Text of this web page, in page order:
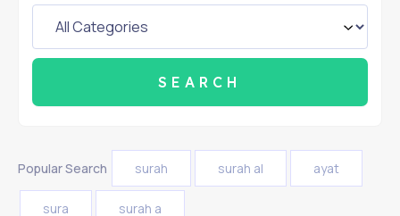
Popular Search surah surah al ayat
sura surah a